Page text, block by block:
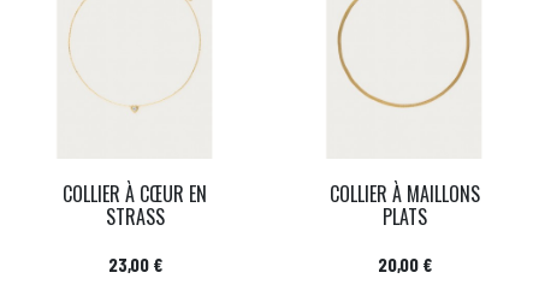
COLLIER À CŒUR EN
STRASS
Prix
23,00 €
COLLIER À MAILLONS
PLATS
Prix
20,00 €